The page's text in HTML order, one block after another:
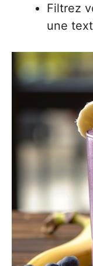
Filtrez
une